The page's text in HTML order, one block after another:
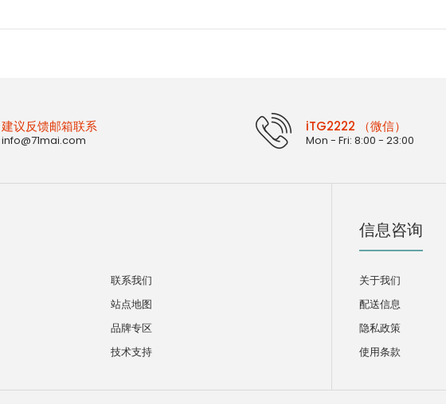
建议反馈邮箱联系
info@71mai.com
iTG2222 （微信）
Mon - Fri: 8:00 - 23:00
联系我们
站点地图
品牌专区
技术支持
信息咨询
关于我们
配送信息
隐私政策
使用条款